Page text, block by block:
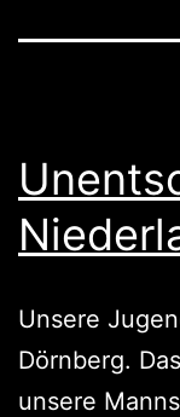
Unsere
Dörnberg.
unsere